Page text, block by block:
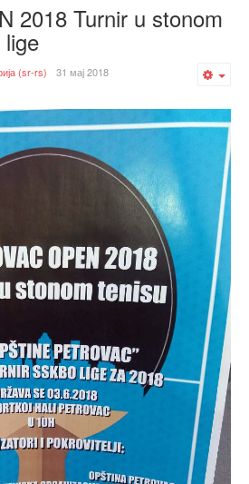
2018 Turnir u stonom
(sr-rs)
31 мај 2018